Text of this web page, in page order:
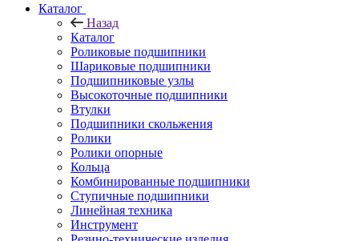
Каталог
Назад
Каталог
Роликовые подшипники
Шариковые подшипники
Подшипниковые узлы
Высокоточные подшипники
Втулки
Подшипники скольжения
Ролики
Ролики опорные
Кольца
Комбинированные подшипники
Ступичные подшипники
Линейная техника
Инструмент